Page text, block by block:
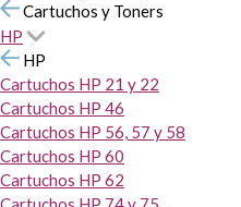
Cartuchos y Toners
HP
HP
Cartuchos HP 21 y 22
Cartuchos HP 46
Cartuchos HP 56, 57 y 58
Cartuchos HP 60
Cartuchos HP 62